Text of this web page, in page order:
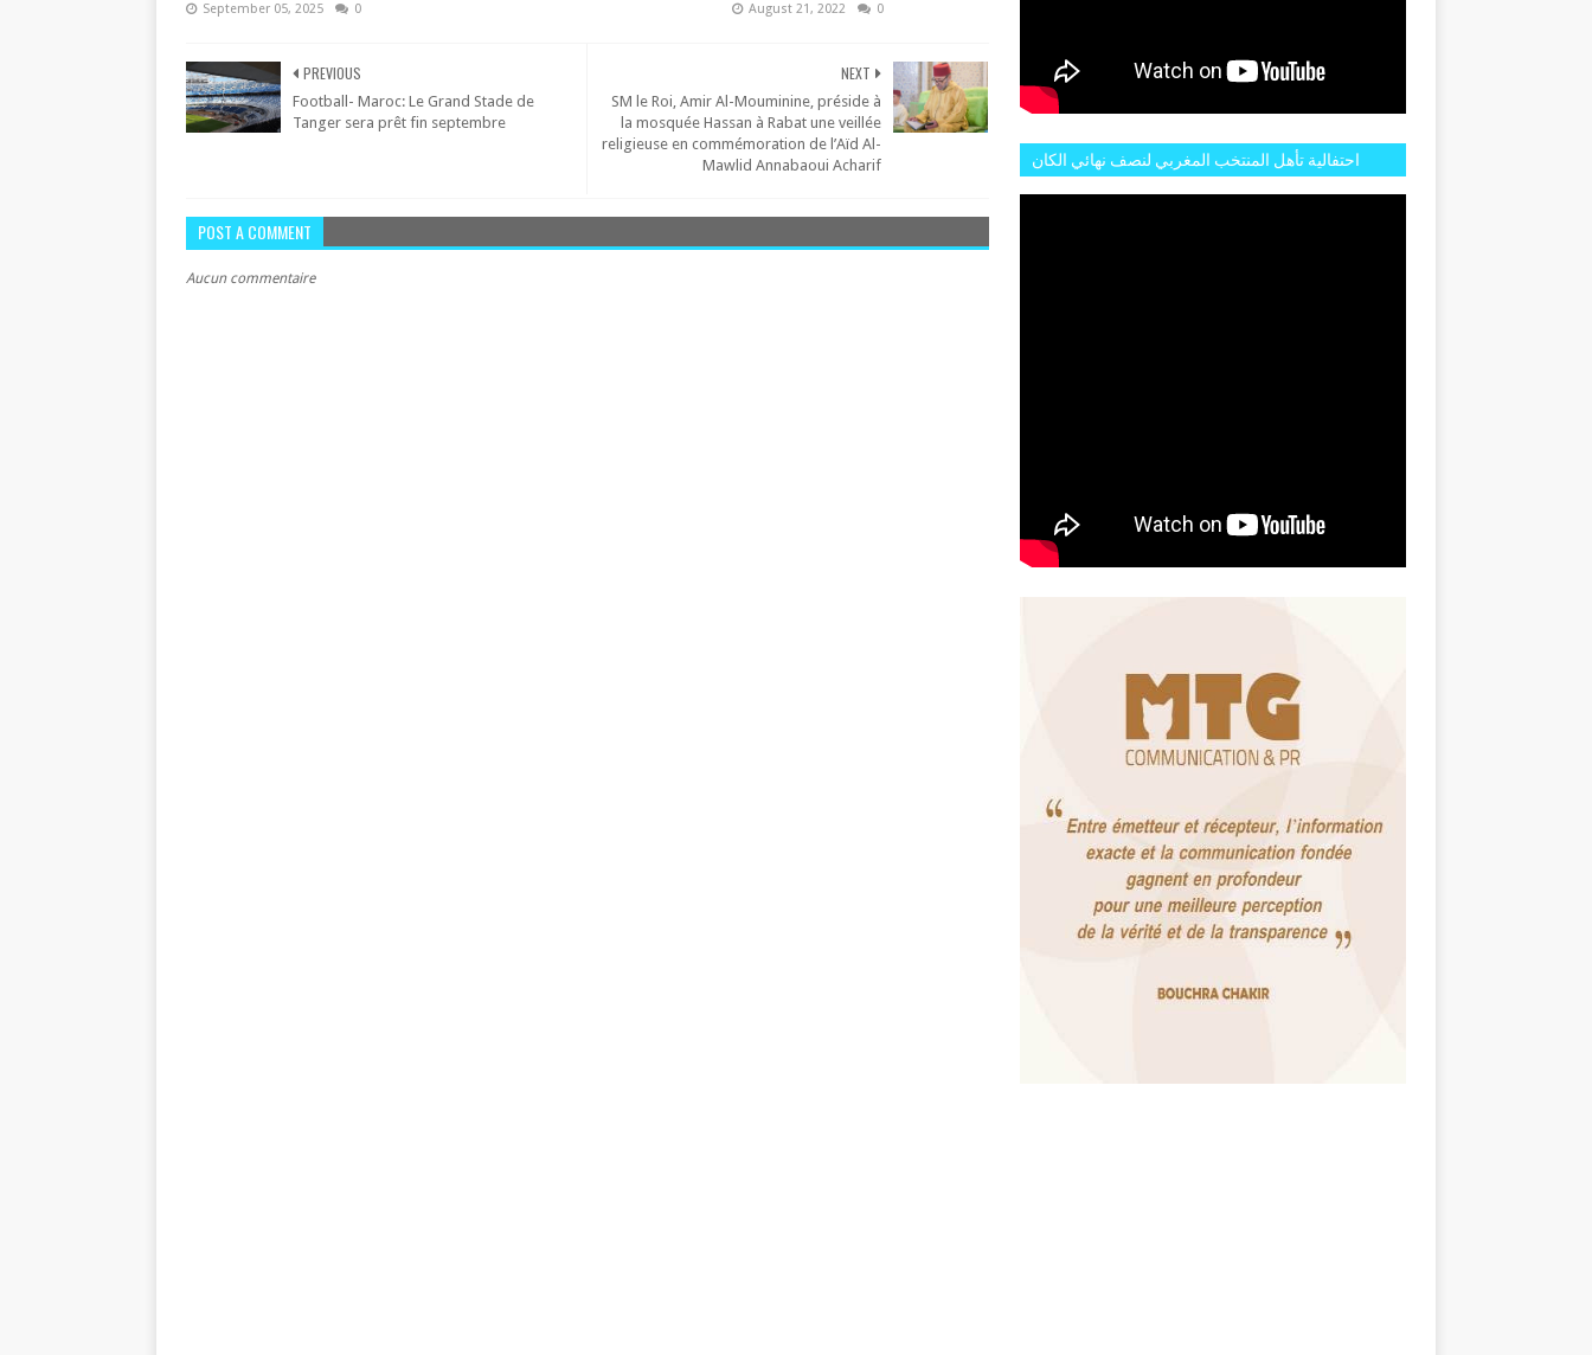
September 05, 2025 0 August 21, 2022 0
NEXT
SM le Roi, Amir Al-Mouminine, préside à
la mosquée Hassan à Rabat une veillée
religieuse en commémoration de l’Aïd Al-
Mawlid Annabaoui Acharif
PREVIOUS
Football- Maroc: Le Grand Stade de
Tanger sera prêt fin septembre
POST A COMMENT
Aucun commentaire
احتفالية تأهل المنتخب المغربي لنصف نهائي الكان